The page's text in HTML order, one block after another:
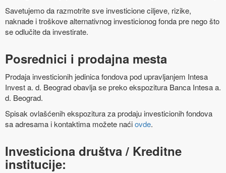
Savetujemo da razmotrite sve investicione ciljeve, rizike,
naknade i troškove alternativnog investicionog fonda pre nego što
se odlučite da investirate.
Posrednici i prodajna mesta
Prodaja investicionih jedinica fondova pod upravljanjem Intesa
Invest a. d. Beograd obavlja se preko ekspozitura Banca Intesa a.
d. Beograd.
Spisak ovlašćenih ekspozitura za prodaju investicionih fondova
sa adresama i kontaktima možete naćiovde.
Investiciona društva / Kreditne
institucije: